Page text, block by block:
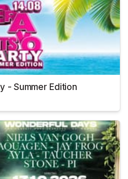
- Summer Edition